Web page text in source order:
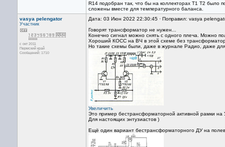
R14 подобран так, что бы на коллекторах Т1 Т2
сложены вместе для температурного баланса.
vasya pelengator
Участник
с окт 2011
Пермский край
Сообщений: 1710
Дата: 03 Июн 2022 22:30:45 · Поправил: vasya
Говорят трансформатор не нужен...
Конечно сигнал можно снять с одного плеча. Можно
Хороший КОСС на ВЧ в этой схеме без
Но такие схемы были, даже в журнале Радио, даже
Увеличить
Это пример бестрансформаторной активной рамки
Для настоящих энтузиастов )
Ещё один вариант бестрансформаторного ДУ на